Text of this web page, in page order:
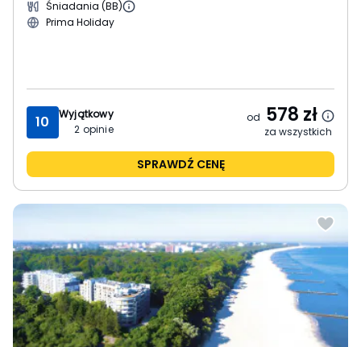
Śniadania (BB)
Prima Holiday
10
Wyjątkowy
2 opinie
od 578 zł
za wszystkich
SPRAWDŹ CENĘ